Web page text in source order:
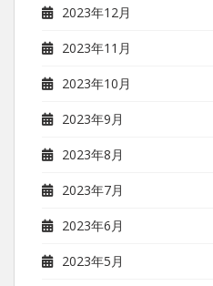
2023年12月
2023年11月
2023年10月
2023年9月
2023年8月
2023年7月
2023年6月
2023年5月